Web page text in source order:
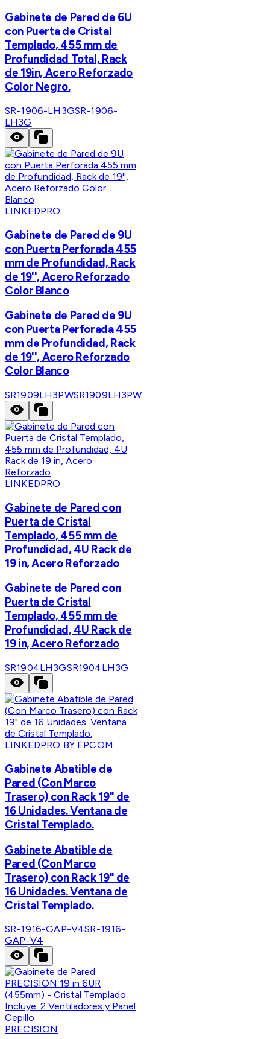
Gabinete de Pared de 6U
con Puerta de Cristal
Templado, 455 mm de
Profundidad Total, Rack
de 19in, Acero Reforzado
Color Negro.
SR-1906-LH3GSR-1906-
LH3G
LINKEDPRO
Gabinete de Pared de 9U
con Puerta Perforada 455
mm de Profundidad, Rack
de 19'', Acero Reforzado
Color Blanco
Gabinete de Pared de 9U
con Puerta Perforada 455
mm de Profundidad, Rack
de 19'', Acero Reforzado
Color Blanco
SR1909LH3PWSR1909LH3PW
LINKEDPRO
Gabinete de Pared con
Puerta de Cristal
Templado, 455 mm de
Profundidad, 4U Rack de
19 in, Acero Reforzado
Gabinete de Pared con
Puerta de Cristal
Templado, 455 mm de
Profundidad, 4U Rack de
19 in, Acero Reforzado
SR1904LH3GSR1904LH3G
LINKEDPRO BY EPCOM
Gabinete Abatible de
Pared (Con Marco
Trasero) con Rack 19" de
16 Unidades. Ventana de
Cristal Templado.
Gabinete Abatible de
Pared (Con Marco
Trasero) con Rack 19" de
16 Unidades. Ventana de
Cristal Templado.
SR-1916-GAP-V4SR-1916-
GAP-V4
PRECISION